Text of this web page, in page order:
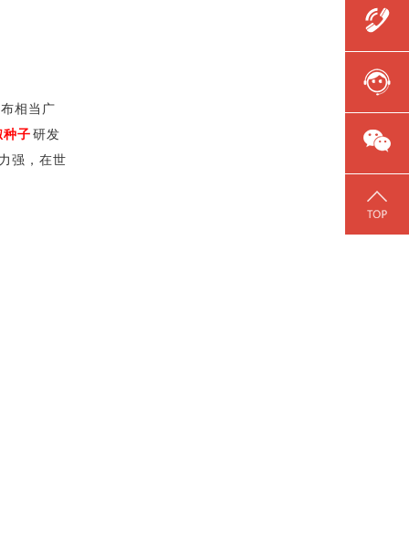
相当广
种子 研发
强，在世